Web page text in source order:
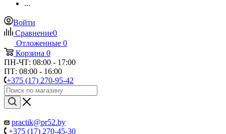
...
Войти
Сравнение0
Отложенные 0
Корзина 0
ПН-ЧТ: 08:00 - 17:00
ПТ: 08:00 - 16:00
+375 (17) 270-95-42
practik@pr52.by
+375 (17) 270-45-30